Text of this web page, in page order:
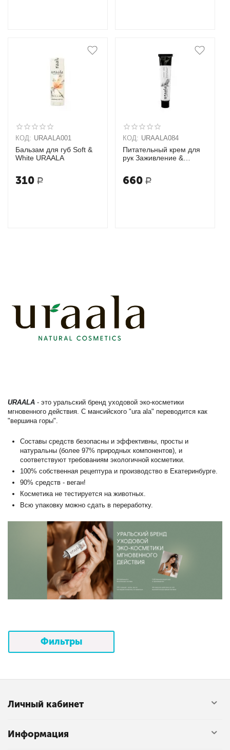
URAALA - это уральский бренд уходовой эко-косметики
мгновенного действия. С мансийского "ura ala" переводится как
"вершина горы".
Составы средств безопасны и эффективны, просты и
натуральны (более 97% природных компонентов), и
соответствуют требованиям экологичной косметики.
100% собственная рецептура и производство в Екатеринбурге.
90% средств - веган!
Косметика не тестируется на животных.
Всю упаковку можно сдать в переработку.
КОД: URAALA001
Бальзам для губ Soft &
White URAALA
310 Р
КОД: URAALA084
Питательный крем для
рук Заживление &
660 Р
Фильтры
Личный кабинет
Информация